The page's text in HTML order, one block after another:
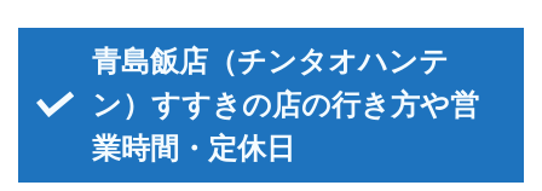
青島飯店（チンタオハンテ
ン）すすきの店の行き方や営
業時間・定休日